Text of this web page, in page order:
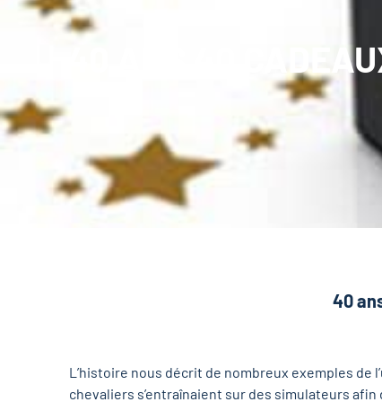
40 ANS 40
40
L’histoire nous décrit de nombreux exemples
chevaliers s’entraînaient sur des simulateurs